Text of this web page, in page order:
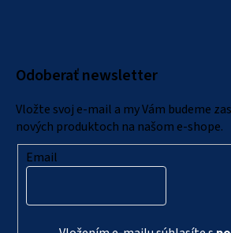
Odoberať newsletter
Vložte svoj e-mail a my Vám budeme
nových produktoch na našom e-shope.
Email